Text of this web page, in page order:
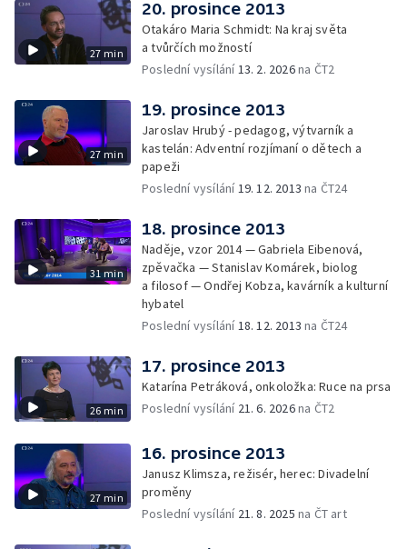
27 min
20. prosince 2013
Otakáro Maria Schmidt: Na kraj světa
a tvůrčích možností
Poslední vysílání13. 2. 2026na ČT2
27 min
19. prosince 2013
Jaroslav Hrubý - pedagog, výtvarník a
kastelán: Adventní rozjímaní o dětech a
papeži
Poslední vysílání19. 12. 2013 na ČT24
31 min
18. prosince 2013
Naděje, vzor 2014 — Gabriela Eibenová,
zpěvačka — Stanislav Komárek, biolog
a filosof — Ondřej Kobza, kavárník a kulturní
hybatel
Poslední vysílání18. 12. 2013 na ČT24
26 min
17. prosince 2013
Katarína Petráková, onkoložka: Ruce na prsa
Poslední vysílání 21. 6. 2026na ČT2
27 min
16. prosince 2013
Janusz Klimsza, režisér, herec: Divadelní
proměny
Poslední vysílání 21. 8. 2025 na ČT art